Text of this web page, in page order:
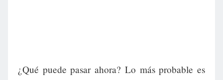
¿Qué puede pasar ahora? Lo más probable es